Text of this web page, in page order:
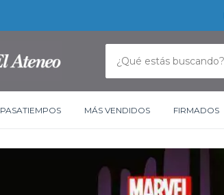
PASATIEMPOS MÁS VENDIDOS FIRMADOS